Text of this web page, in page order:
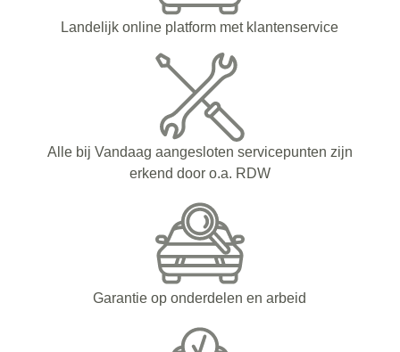
Landelijk online platform met klantenservice
Alle bij Vandaag aangesloten servicepunten zijn
erkend door o.a. RDW
Garantie op onderdelen en arbeid